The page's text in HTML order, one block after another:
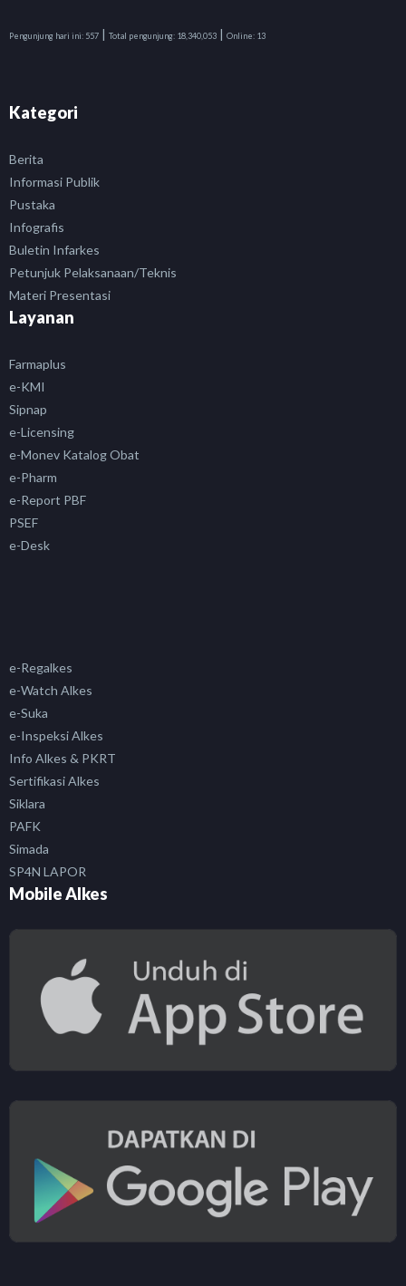
Pengunjung hari ini: 557 | Total pengunjung: 18,340,053 | Online: 13
Kategori
Berita
Informasi Publik
Pustaka
Infografis
Buletin Infarkes
Petunjuk Pelaksanaan/Teknis
Materi Presentasi
Layanan
Farmaplus
e-KMI
Sipnap
e-Licensing
e-Monev Katalog Obat
e-Pharm
e-Report PBF
PSEF
e-Desk
e-Regalkes
e-Watch Alkes
e-Suka
e-Inspeksi Alkes
Info Alkes & PKRT
Sertifikasi Alkes
Siklara
PAFK
Simada
SP4N LAPOR
Mobile Alkes